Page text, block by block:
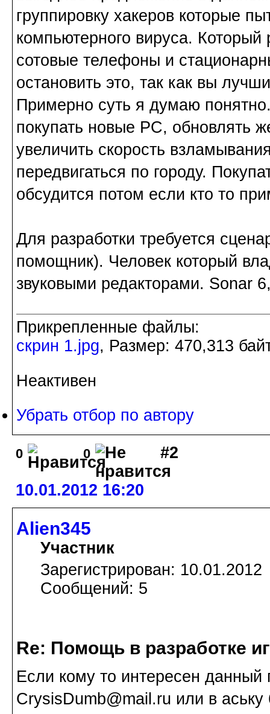
группировку хакеров которые
компьютерного вируса. Который
сотовые телефоны и
остановить это, так как вы
Примерно суть я думаю
покупать новые PC, обновлять
увеличить скорость
передвигаться по городу.
обсудится потом если кто то
Для разработки требуется
помощник). Человек который
звуковыми редакторами. Sonar
Прикрепленные файлы:
скрин 1.jpg, Размер: 470,313
Неактивен
Убрать отбор по автору
0 0 #2
10.01.2012 16:20
Alien345
Участник
Зарегистрирован: 10.01.2012
Сообщений: 5
Re: Помощь в разработке
Если кому то интересен
CrysisDumb@mail.ru или в аську